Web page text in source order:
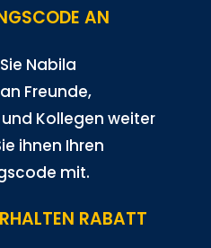
AN
Nabila
Freunde,
Kollegen weiter
ihnen Ihren
mit.
RABATT